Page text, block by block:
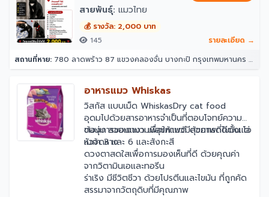
สายพันธุ์: แมวไทย
💰 รางวัล: 2,000 บาท
145
รายละเอียด →
สถานที่หาย: 780 ลาดพร้าว 87 แขวงคลองจั่น บางกะปิ กรุงเทพมหานคร 10240
อาหารแมว Whiskas
วิสกัส แบบเม็ด WhiskasDry cat food
อุดมไปด้วยสารอาหารจำเป็นที่ตอบโจทย์ความ
ต้องการของแมว เพื่อให้แมวมีสุขภาพที่ดีตั้งแต่
หัวจดหาง
ขนนุ่ม สวยเงางามมีสุขภาพดี ด้วยกรดไขมัน โอ
เมก้า 3 และ 6 และสังกะสี
ดวงตาสดใสเพื่อการมองเห็นที่ดี ด้วยคุณค่า
จากวิตามินเอและทอรีน
ร่าเริง มีชีวิตชีวา ด้วยโปรตีนและไขมัน ที่ถูกคัด
สรรมาจากวัตถุดิบที่มีคุณภาพ